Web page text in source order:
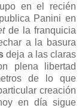
en el recién
Panini en
de la franquicia
a la basura
deja a las claras
plena libertad
de lo que
creación
en día sigue